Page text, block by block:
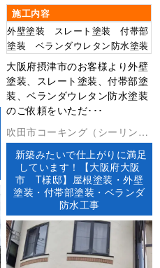
施工内容
外壁塗装 スレート塗装 付帯部
塗装 ベランダウレタン防水塗装
大阪府摂津市のお客様より外壁
塗装、スレート塗装、付帯部塗
装、ベランダウレタン防水塗装
のご依頼をいただ･･･
吹田市コーキング（シーリン
グ）ベランダ防水外壁塗装屋根
塗装防水工事
新築みたいで仕上がりに満足
しています！【大阪府大阪
市 T様邸】屋根塗装・外壁
塗装・付帯部塗装・ベランダ
防水工事